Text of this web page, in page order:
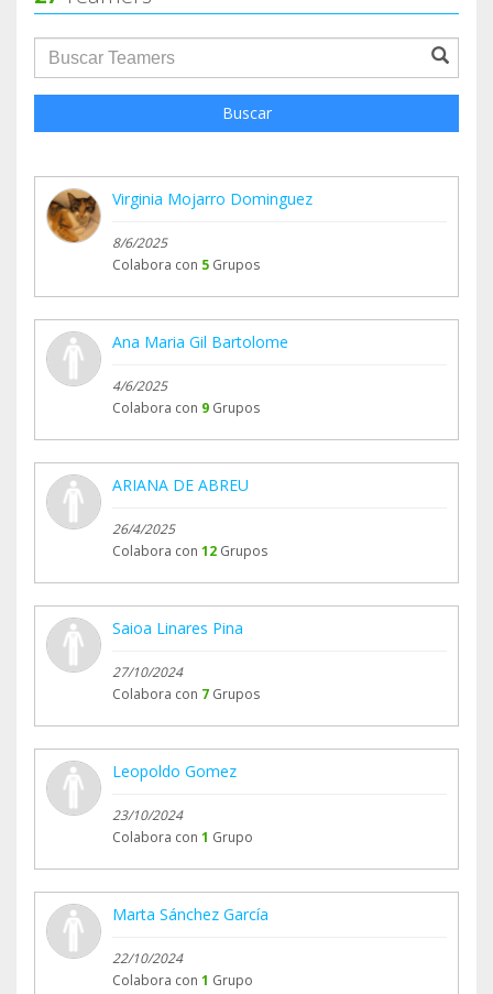
groupProfile.searchForm.search.text???
Buscar
Virginia Mojarro Dominguez
8/6/2025
Colabora con 5 Grupos
Ana Maria Gil Bartolome
4/6/2025
Colabora con 9 Grupos
ARIANA DE ABREU
26/4/2025
Colabora con 12 Grupos
Saioa Linares Pina
27/10/2024
Colabora con 7 Grupos
Leopoldo Gomez
23/10/2024
Colabora con 1 Grupo
Marta Sánchez García
22/10/2024
Colabora con 1 Grupo